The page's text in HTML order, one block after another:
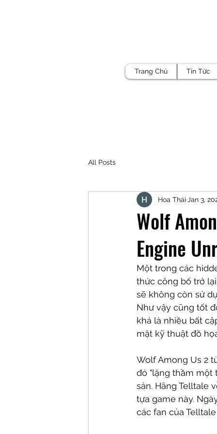
Trang Chủ Tin Tức
All Posts
Wolf
Engine
Hoa Thái Jan 3,
Một trong các
thức công bố trở
sẽ không còn sử
Như vậy cũng tốt
khá là nhiều bất
mặt kỹ thuật đồ
Wolf Among Us 2
đó "lặng thầm một
sản. Hãng Telltale
tựa game này.
các fan của